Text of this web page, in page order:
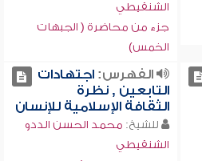
الشنقيطي
جزء من محاضرة ( الجبهات
الخمس)
الفهرس:اجتهادات
التابعين , نظرة
الثقافة الإسلامية للإنسان
للشيخ: محمد الحسن الددو
الشنقيطي